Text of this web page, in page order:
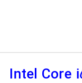
Intel Core